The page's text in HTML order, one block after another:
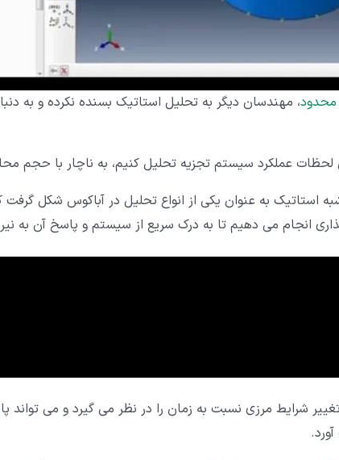
محدود، مهندسان دیگر به تحلیل استاتیک بسنده نکرده و به
لحظات عملکرد سیستم تجزیه تحلیل کنیم، به ناچار با حجم
استاتیک به عنوان یکی از انواع تحلیل در آباکوس شکل گرفت
انجام می دهیم تا به درک سریع از سیستم و پاسخ آن به
شرایط مرزی نسبت به زمان را در نظر می گیرد و می